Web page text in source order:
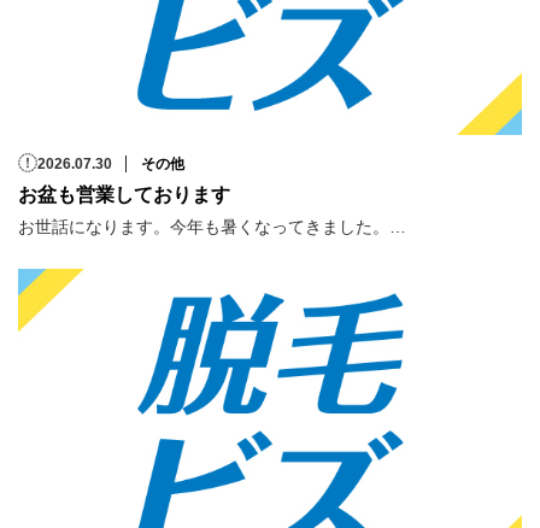
2026.07.30 その他
お盆も営業しております
お世話になります。今年も暑くなってきました。…